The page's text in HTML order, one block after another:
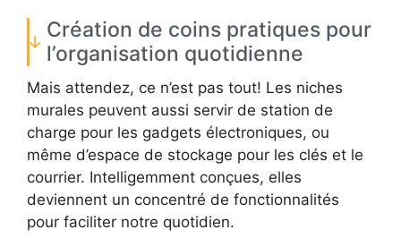
Création de coins pratiques pour
l’organisation quotidienne
Mais attendez, ce n’est pas tout! Les niches
murales peuvent aussi servir de station de
charge pour les gadgets électroniques, ou
même d’espace de stockage pour les clés et le
courrier. Intelligemment conçues, elles
deviennent un concentré de fonctionnalités
pour faciliter notre quotidien.